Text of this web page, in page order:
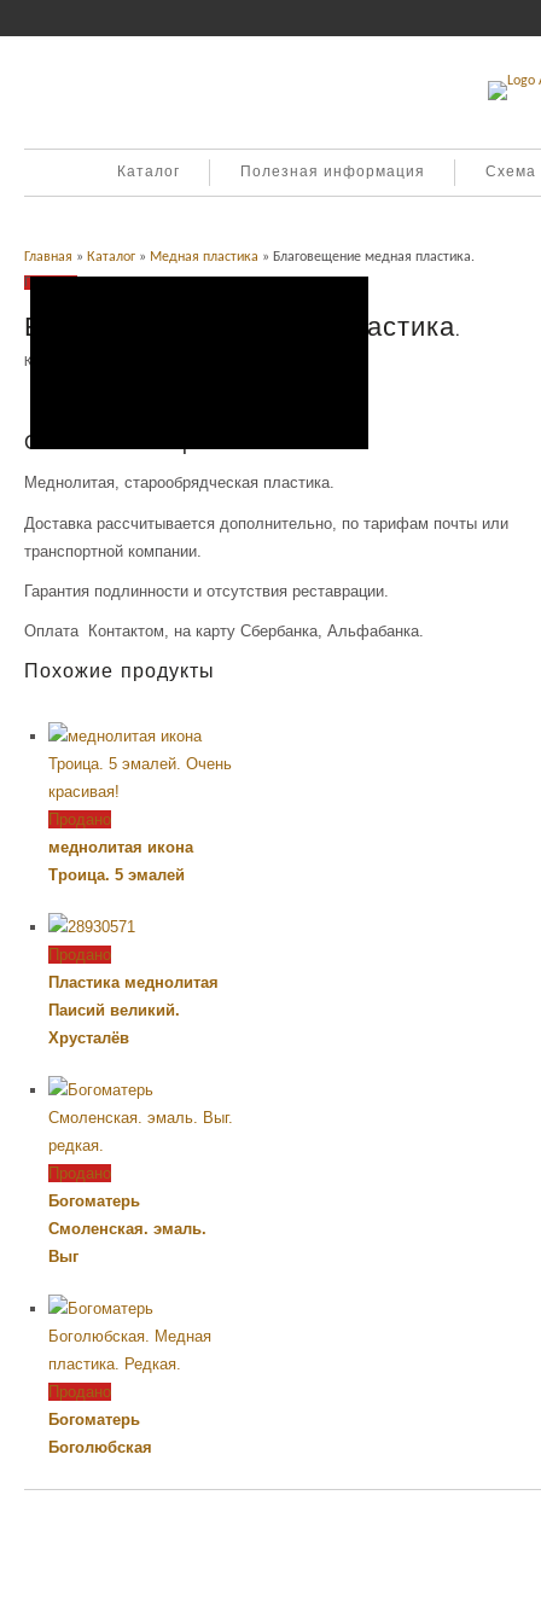
Каталог Полезная информация Схема
Главная » Каталог » Медная пластика » Благовещение медная пластика.
Продано
Благовещение медная пластика.
Категория:
Описание товара
Меднолитая, старообрядческая пластика.
Доставка рассчитывается дополнительно, по тарифам почты или
транспортной компании.
Гарантия подлинности и отсутствия реставрации.
Оплата Контактом, на карту Сбербанка, Альфабанка.
Похожие продукты
Продано
меднолитая икона
Троица. 5 эмалей
Продано
Пластика меднолитая
Паисий великий.
Хрусталёв
Продано
Богоматерь
Смоленская. эмаль.
Выг
Продано
Богоматерь
Боголюбская